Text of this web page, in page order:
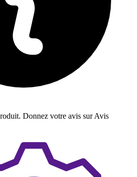
Donnez votre avis sur Avis